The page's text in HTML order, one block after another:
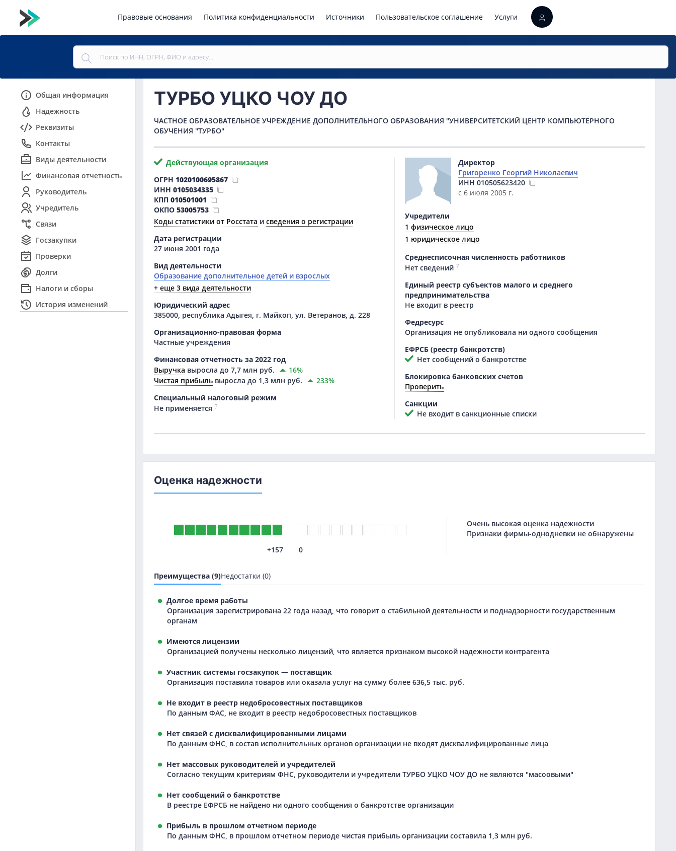
Правовые основания Политика конфиденциальности Источники Пользовательское соглашение Услуги
Общая информация
Надежность
Реквизиты
Контакты
Виды деятельности
Финансовая отчетность
Руководитель
Учредитель
Связи
Госзакупки
Проверки
Долги
Налоги и сборы
История изменений
ТУРБО УЦКО ЧОУ ДО
ЧАСТНОЕ ОБРАЗОВАТЕЛЬНОЕ УЧРЕЖДЕНИЕ ДОПОЛНИТЕЛЬНОГО ОБРАЗОВАНИЯ "УНИВЕРСИТЕТСКИЙ ЦЕНТР КОМПЬЮТЕРНОГО
ОБУЧЕНИЯ "ТУРБО"
Действующая организация
ОГРН 1020100695867
ИНН 0105034335
КПП 010501001
ОКПО 53005753
Коды статистики от Росстата и сведения о регистрации
Дата регистрации
27 июня 2001 года
Вид деятельности
Образование дополнительное детей и взрослых
+ еще 3 вида деятельности
Юридический адрес
385000, республика Адыгея, г. Майкоп, ул. Ветеранов, д. 228
Организационно-правовая форма
Частные учреждения
Финансовая отчетность за 2022 год
Выручка выросла до 7,7 млн руб.
16%
Чистая прибыль выросла до 1,3 млн руб.
233%
Специальный налоговый режим
Не применяется ?
Директор
Григоренко Георгий Николаевич
ИНН 010505623420
с 6 июля 2005 г.
Учредители
1 физическое лицо
1 юридическое лицо
Среднесписочная численность работников
Нет сведений ?
Единый реестр субъектов малого и среднего
предпринимательства
Не входит в реестр
Федресурс
Организация не опубликовала ни одного сообщения
ЕФРСБ (реестр банкротств)
Нет сообщений о банкротстве
Блокировка банковских счетов
Проверить
Санкции
Не входит в санкционные списки
Оценка надежности
+157 0
Очень высокая оценка надежности
Признаки фирмы-однодневки не обнаружены
Преимущества (9)Недостатки (0)
Долгое время работы
Организация зарегистрирована 22 года назад, что говорит о стабильной деятельности и поднадзорности государственным
органам
Имеются лицензии
Организацией получены несколько лицензий, что является признаком высокой надежности контрагента
Участник системы госзакупок — поставщик
Организация поставила товаров или оказала услуг на сумму более 636,5 тыс. руб.
Не входит в реестр недобросовестных поставщиков
По данным ФАС, не входит в реестр недобросовестных поставщиков
Нет связей с дисквалифицированными лицами
По данным ФНС, в состав исполнительных органов организации не входят дисквалифицированные лица
Нет массовых руководителей и учредителей
Согласно текущим критериям ФНС, руководители и учредители ТУРБО УЦКО ЧОУ ДО не являются "масоовыми"
Нет сообщений о банкротстве
В реестре ЕФРСБ не найдено ни одного сообщения о банкротстве организации
Прибыль в прошлом отчетном периоде
По данным ФНС, в прошлом отчетном периоде чистая прибыль организации составила 1,3 млн руб.